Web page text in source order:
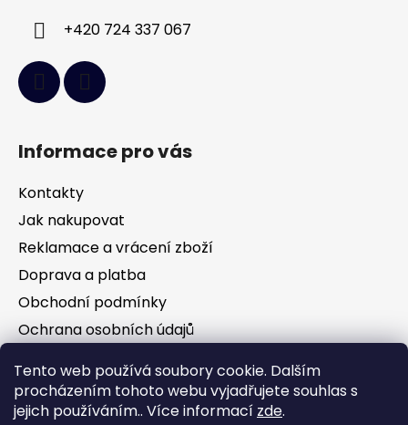
Tento web používá soubory cookie. Dalším
procházením tohoto webu vyjadřujete souhlas s
jejich používáním.. Více informací zde.
+420 724 337 067
Informace pro vás
Kontakty
Jak nakupovat
Reklamace a vrácení zboží
Doprava a platba
Obchodní podmínky
Ochrana osobních údajů
Facebook